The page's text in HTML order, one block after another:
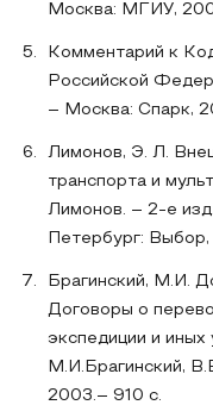
Москва: МГИУ,
Комментарий к
Российской
– Москва: Спарк,
Лимонов, Э. Л.
транспорта и
Лимонов. – 2-е
Петербург:
Брагинский, М.И.
Договоры о
экспедиции и иных
М.И.Брагинский,
2003.– 910 с.